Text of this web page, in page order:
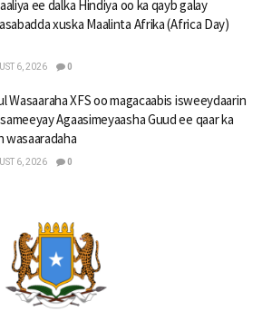
ee dalka Hindiya oo ka qayb galay
xuska Maalinta Afrika (Africa Day)
6, 2026 0
Wasaaraha XFS oo magacaabis isweeydaarin
Agaasimeyaasha Guud ee qaar ka
wasaaradaha
6, 2026 0